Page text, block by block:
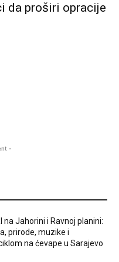
da proširi opracije
-
na Jahorini i Ravnoj planini:
prirode, muzike i
na ćevape u Sarajevo